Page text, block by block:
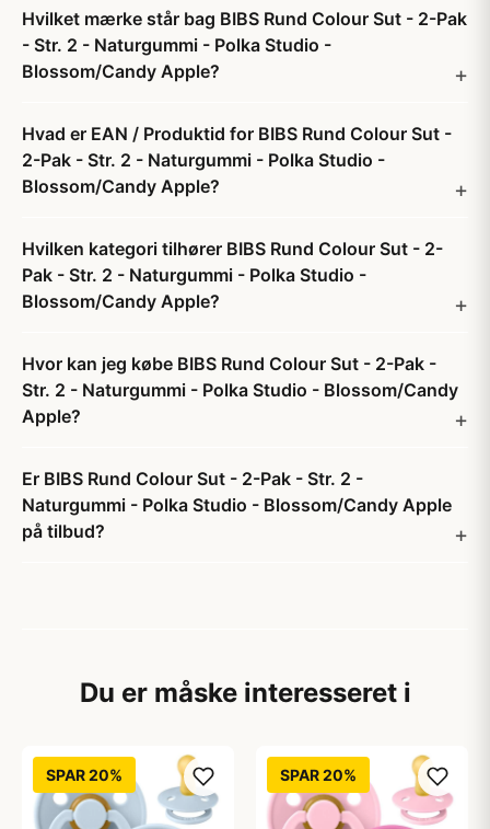
Hvilket mærke står bag BIBS Rund Colour Sut - 2-Pak
- Str. 2 - Naturgummi - Polka Studio -
Blossom/Candy Apple?
Hvad er EAN / Produktid for BIBS Rund Colour Sut -
2-Pak - Str. 2 - Naturgummi - Polka Studio -
Blossom/Candy Apple?
Hvilken kategori tilhører BIBS Rund Colour Sut - 2-
Pak - Str. 2 - Naturgummi - Polka Studio -
Blossom/Candy Apple?
Hvor kan jeg købe BIBS Rund Colour Sut - 2-Pak -
Str. 2 - Naturgummi - Polka Studio - Blossom/Candy
Apple?
Er BIBS Rund Colour Sut - 2-Pak - Str. 2 -
Naturgummi - Polka Studio - Blossom/Candy Apple
på tilbud?
Du er måske interesseret i
SPAR 20% SPAR 20%